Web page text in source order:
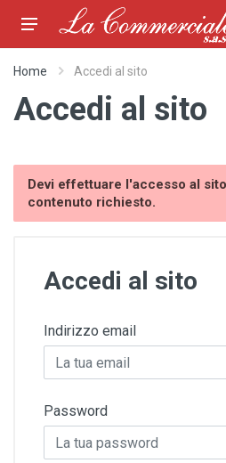
Home Accedi al sito
Accedi al sito
Devi effettuare l'accesso al
contenuto richiesto.
Accedi al sito
Indirizzo email
Password